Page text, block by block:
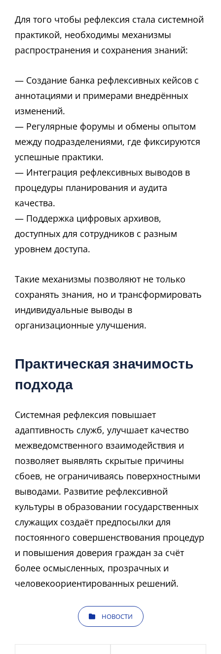
Для того чтобы рефлексия стала системной
практикой, необходимы механизмы
распространения и сохранения знаний:
— Создание банка рефлексивных кейсов с
аннотациями и примерами внедрённых
изменений.
— Регулярные форумы и обмены опытом
между подразделениями, где фиксируются
успешные практики.
— Интеграция рефлексивных выводов в
процедуры планирования и аудита
качества.
— Поддержка цифровых архивов,
доступных для сотрудников с разным
уровнем доступа.
Такие механизмы позволяют не только
сохранять знания, но и трансформировать
индивидуальные выводы в
организационные улучшения.
Практическая значимость
подхода
Системная рефлексия повышает
адаптивность служб, улучшает качество
межведомственного взаимодействия и
позволяет выявлять скрытые причины
сбоев, не ограничиваясь поверхностными
выводами. Развитие рефлексивной
культуры в образовании государственных
служащих создаёт предпосылки для
постоянного совершенствования процедур
и повышения доверия граждан за счёт
более осмысленных, прозрачных и
человекоориентированных решений.
КАТЕГОРИИНОВОСТИ